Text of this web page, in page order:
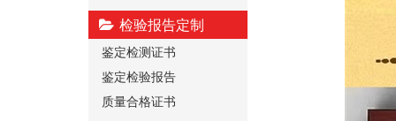
检验报告定制
鉴定检测证书
鉴定检验报告
质量合格证书